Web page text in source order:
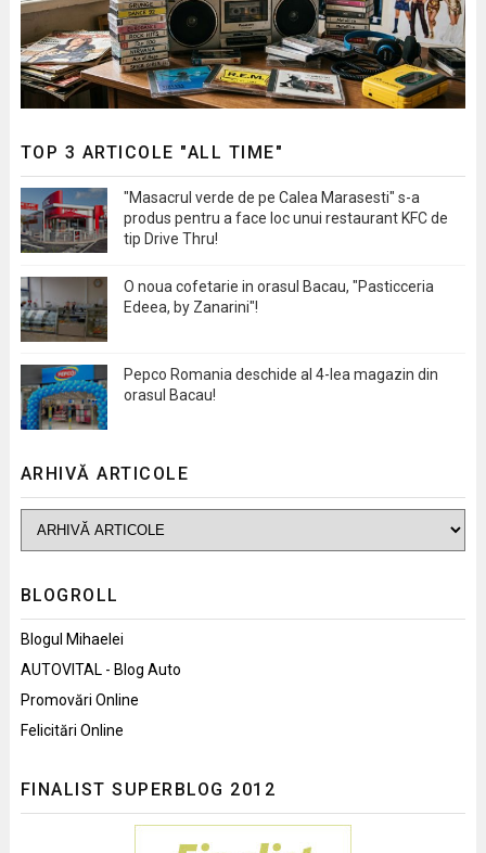
TOP 3 ARTICOLE "ALL TIME"
"Masacrul verde de pe Calea Marasesti" s-a
produs pentru a face loc unui restaurant KFC de
tip Drive Thru!
O noua cofetarie in orasul Bacau, "Pasticceria
Edeea, by Zanarini"!
Pepco Romania deschide al 4-lea magazin din
orasul Bacau!
ARHIVĂ ARTICOLE
BLOGROLL
Blogul Mihaelei
AUTOVITAL - Blog Auto
Promovări Online
Felicitări Online
FINALIST SUPERBLOG 2012